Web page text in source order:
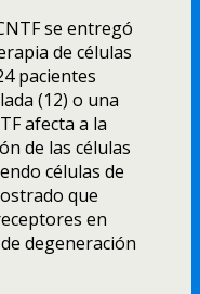
se entregó
de células
pacientes
(12) o una
afecta a la
de las células
células de
que
en
degeneración